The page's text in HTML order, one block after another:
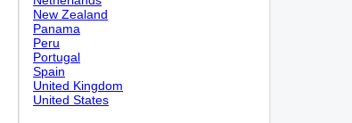
New Zealand
Panama
Peru
Portugal
Spain
United Kingdom
United States